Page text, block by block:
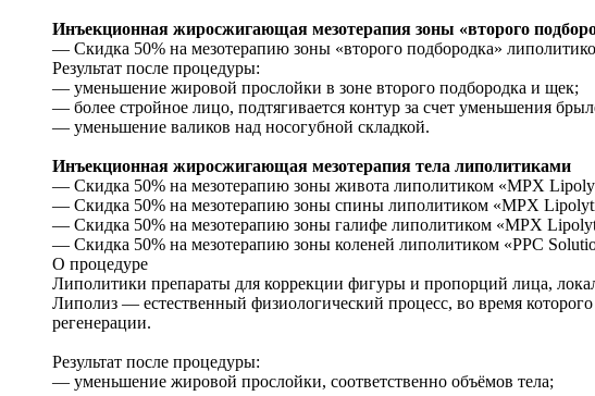
Инъекционная жиросжигающая мезотерапия зоны «второго
— Скидка 50% на мезотерапию зоны «второго подбородка»
Результат после процедуры:
— уменьшение жировой прослойки в зоне второго подбородка и щек;
— более стройное лицо, подтягивается контур за счет уменьшения
— уменьшение валиков над носогубной складкой.
Инъекционная жиросжигающая мезотерапия тела липолитиками
— Скидка 50% на мезотерапию зоны живота липолитиком «MPX
— Скидка 50% на мезотерапию зоны спины липолитиком «MPX
— Скидка 50% на мезотерапию зоны галифе липолитиком «MPX
— Скидка 50% на мезотерапию зоны коленей липолитиком «PPC
О процедуре
Липолитики препараты для коррекции фигуры и пропорций лица,
Липолиз — естественный физиологический процесс, во время
регенерации.
Результат после процедуры:
— уменьшение жировой прослойки, соответственно объёмов тела;